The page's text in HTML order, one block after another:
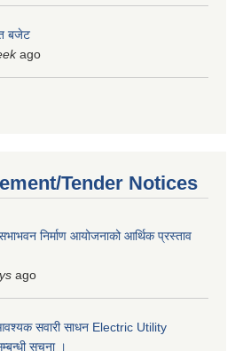
बजेट
ago
Tender Notices
निर्माण आयोजनाको आर्थिक प्रस्ताव
ago
सवारी साधन Electric Utility
सूचना ।